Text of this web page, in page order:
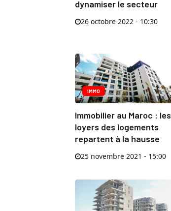
dynamiser le secteur
26 octobre 2022 - 10:30
IMMO
Immobilier au Maroc : les
loyers des logements
repartent à la hausse
25 novembre 2021 - 15:00